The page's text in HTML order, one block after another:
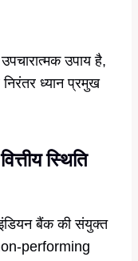
उपाय है,
ध्यान प्रमुख
स्थिति
बैंक की संयुक्त
performing